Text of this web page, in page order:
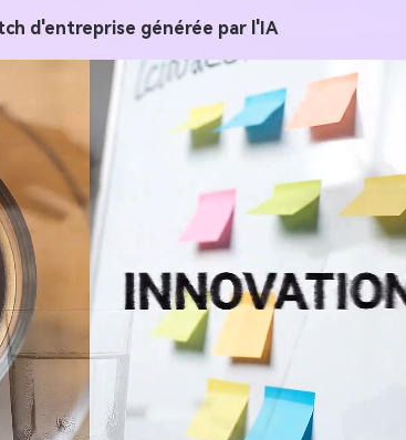
d'entreprise générée par l'IA